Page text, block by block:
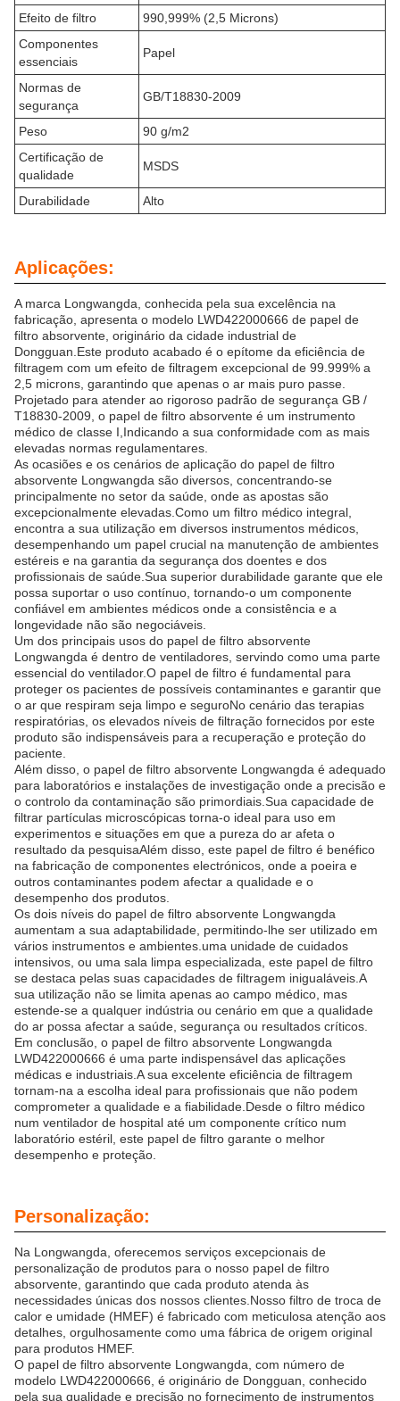
Efeito de filtro
990,999% (2,5 Microns)
Componentes
essenciais
Papel
Normas de
segurança
GB/T18830-2009
Peso
90 g/m2
Certificação de
qualidade
MSDS
Durabilidade Alto
Aplicações:
A marca Longwangda, conhecida pela sua excelência na
fabricação, apresenta o modelo LWD422000666 de papel de
filtro absorvente, originário da cidade industrial de
Dongguan.Este produto acabado é o epítome da eficiência de
filtragem com um efeito de filtragem excepcional de 99.999% a
2,5 microns, garantindo que apenas o ar mais puro passe.
Projetado para atender ao rigoroso padrão de segurança GB /
T18830-2009, o papel de filtro absorvente é um instrumento
médico de classe I,Indicando a sua conformidade com as mais
elevadas normas regulamentares.
As ocasiões e os cenários de aplicação do papel de filtro
absorvente Longwangda são diversos, concentrando-se
principalmente no setor da saúde, onde as apostas são
excepcionalmente elevadas.Como um filtro médico integral,
encontra a sua utilização em diversos instrumentos médicos,
desempenhando um papel crucial na manutenção de ambientes
estéreis e na garantia da segurança dos doentes e dos
profissionais de saúde.Sua superior durabilidade garante que ele
possa suportar o uso contínuo, tornando-o um componente
confiável em ambientes médicos onde a consistência e a
longevidade não são negociáveis.
Um dos principais usos do papel de filtro absorvente
Longwangda é dentro de ventiladores, servindo como uma parte
essencial do ventilador.O papel de filtro é fundamental para
proteger os pacientes de possíveis contaminantes e garantir que
o ar que respiram seja limpo e seguroNo cenário das terapias
respiratórias, os elevados níveis de filtração fornecidos por este
produto são indispensáveis para a recuperação e proteção do
paciente.
Além disso, o papel de filtro absorvente Longwangda é adequado
para laboratórios e instalações de investigação onde a precisão e
o controlo da contaminação são primordiais.Sua capacidade de
filtrar partículas microscópicas torna-o ideal para uso em
experimentos e situações em que a pureza do ar afeta o
resultado da pesquisaAlém disso, este papel de filtro é benéfico
na fabricação de componentes electrónicos, onde a poeira e
outros contaminantes podem afectar a qualidade e o
desempenho dos produtos.
Os dois níveis do papel de filtro absorvente Longwangda
aumentam a sua adaptabilidade, permitindo-lhe ser utilizado em
vários instrumentos e ambientes.uma unidade de cuidados
intensivos, ou uma sala limpa especializada, este papel de filtro
se destaca pelas suas capacidades de filtragem inigualáveis.A
sua utilização não se limita apenas ao campo médico, mas
estende-se a qualquer indústria ou cenário em que a qualidade
do ar possa afectar a saúde, segurança ou resultados críticos.
Em conclusão, o papel de filtro absorvente Longwangda
LWD422000666 é uma parte indispensável das aplicações
médicas e industriais.A sua excelente eficiência de filtragem
tornam-na a escolha ideal para profissionais que não podem
comprometer a qualidade e a fiabilidade.Desde o filtro médico
num ventilador de hospital até um componente crítico num
laboratório estéril, este papel de filtro garante o melhor
desempenho e proteção.
Personalização:
Na Longwangda, oferecemos serviços excepcionais de
personalização de produtos para o nosso papel de filtro
absorvente, garantindo que cada produto atenda às
necessidades únicas dos nossos clientes.Nosso filtro de troca de
calor e umidade (HMEF) é fabricado com meticulosa atenção aos
detalhes, orgulhosamente como uma fábrica de origem original
para produtos HMEF.
O papel de filtro absorvente Longwangda, com número de
modelo LWD422000666, é originário de Dongguan, conhecido
pela sua qualidade e precisão no fornecimento de instrumentos